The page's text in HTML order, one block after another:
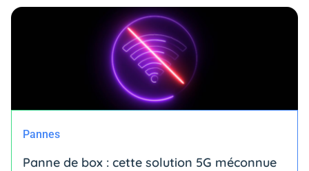
Pannes
Panne de box : cette solution 5G méconnue